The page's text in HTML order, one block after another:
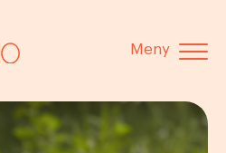
Meny